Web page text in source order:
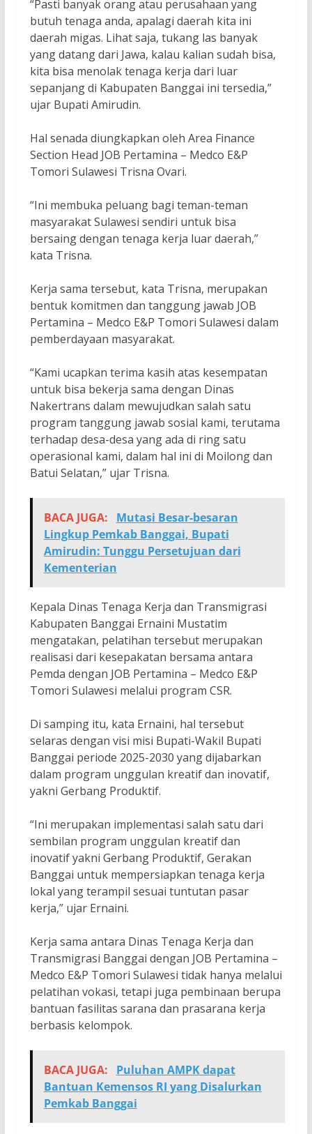
“Pasti banyak orang atau perusahaan yang
butuh tenaga anda, apalagi daerah kita ini
daerah migas. Lihat saja, tukang las banyak
yang datang dari Jawa, kalau kalian sudah bisa,
kita bisa menolak tenaga kerja dari luar
sepanjang di Kabupaten Banggai ini tersedia,”
ujar Bupati Amirudin.
Hal senada diungkapkan oleh Area Finance
Section Head JOB Pertamina – Medco E&P
Tomori Sulawesi Trisna Ovari.
“Ini membuka peluang bagi teman-teman
masyarakat Sulawesi sendiri untuk bisa
bersaing dengan tenaga kerja luar daerah,”
kata Trisna.
Kerja sama tersebut, kata Trisna, merupakan
bentuk komitmen dan tanggung jawab JOB
Pertamina – Medco E&P Tomori Sulawesi dalam
pemberdayaan masyarakat.
“Kami ucapkan terima kasih atas kesempatan
untuk bisa bekerja sama dengan Dinas
Nakertrans dalam mewujudkan salah satu
program tanggung jawab sosial kami, terutama
terhadap desa-desa yang ada di ring satu
operasional kami, dalam hal ini di Moilong dan
Batui Selatan,” ujar Trisna.
BACA JUGA:
Mutasi Besar-besaran
Lingkup Pemkab Banggai, Bupati
Amirudin: Tunggu Persetujuan dari
Kementerian
Kepala Dinas Tenaga Kerja dan Transmigrasi
Kabupaten Banggai Ernaini Mustatim
mengatakan, pelatihan tersebut merupakan
realisasi dari kesepakatan bersama antara
Pemda dengan JOB Pertamina – Medco E&P
Tomori Sulawesi melalui program CSR.
Di samping itu, kata Ernaini, hal tersebut
selaras dengan visi misi Bupati-Wakil Bupati
Banggai periode 2025-2030 yang dijabarkan
dalam program unggulan kreatif dan inovatif,
yakni Gerbang Produktif.
“Ini merupakan implementasi salah satu dari
sembilan program unggulan kreatif dan
inovatif yakni Gerbang Produktif, Gerakan
Banggai untuk mempersiapkan tenaga kerja
lokal yang terampil sesuai tuntutan pasar
kerja,” ujar Ernaini.
Kerja sama antara Dinas Tenaga Kerja dan
Transmigrasi Banggai dengan JOB Pertamina –
Medco E&P Tomori Sulawesi tidak hanya melalui
pelatihan vokasi, tetapi juga pembinaan berupa
bantuan fasilitas sarana dan prasarana kerja
berbasis kelompok.
BACA JUGA:
Puluhan AMPK dapat
Bantuan Kemensos RI yang Disalurkan
Pemkab Banggai